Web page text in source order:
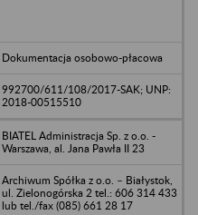
Dokumentacja osobowo-płacowa
992700/611/108/2017-SAK; UNP:
2018-00515510
BIATEL Administracja Sp. z o.o. -
Warszawa, al. Jana Pawła II 23
Archiwum Spółka z o.o. – Białystok,
ul. Zielonogórska 2 tel.: 606 314 433
lub tel./fax (085) 661 28 17